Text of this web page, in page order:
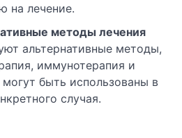
на лечение.
методы лечения
альтернативные методы,
иммунотерапия и
быть использованы в
случая.